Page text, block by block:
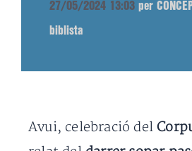
27/05/2024 13:03 per
biblista
Avui, celebració del